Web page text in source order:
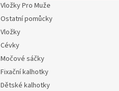
Vložky Pro Muže
Ostatní pomůcky
Vložky
Cévky
Močové sáčky
Fixační kalhotky
Dětské kalhotky